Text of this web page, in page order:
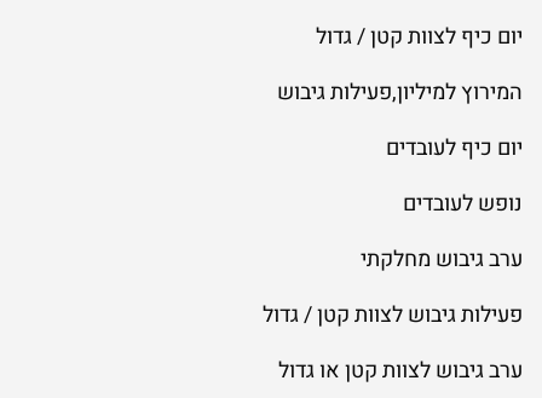
יום כיף לצוות קטן / גדול
המירוץ למיליון,פעילות גיבוש
יום כיף לעובדים
נופש לעובדים
ערב גיבוש מחלקתי
פעילות גיבוש לצוות קטן / גדול
ערב גיבוש לצוות קטן או גדול